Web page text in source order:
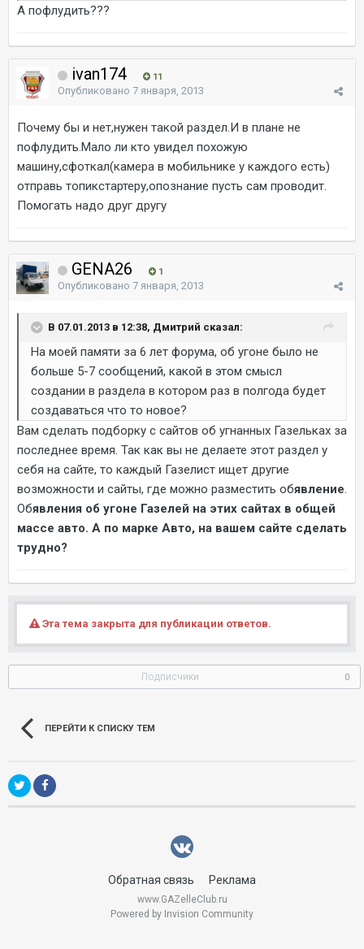
А пофлудить???
ivan174 11
Опубликовано 7 января, 2013
Почему бы и нет,нужен такой раздел.И в плане не
пофлудить.Мало ли кто увидел похожую
машину,сфоткал(камера в мобильнике у каждого есть)
отправь топикстартеру,опознание пусть сам проводит.
Помогать надо друг другу
GENA26 1
Опубликовано 7 января, 2013
В 07.01.2013 в 12:38, Дмитрий сказал:
На моей памяти за 6 лет форума, об угоне было не
больше 5-7 сообщений, какой в этом смысл
создании в раздела в котором раз в полгода будет
создаваться что то новое?
Вам сделать подборку с сайтов об угнанных Газельках за
последнее время. Так как вы не делаете этот раздел у
себя на сайте, то каждый Газелист ищет другие
возможности и сайты, где можно разместить обявление.
Обявления об угоне Газелей на этих сайтах в общей
массе авто. А по марке Авто, на вашем сайте сделать
трудно?
Эта тема закрыта для публикации ответов.
Подписчики 0
ПЕРЕЙТИ К СПИСКУ ТЕМ
Обратная связь Реклама
www.GAZelleClub.ru
Powered by Invision Community